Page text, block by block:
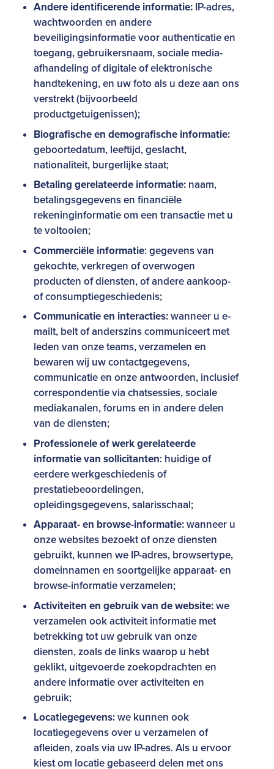
Andere identificerende informatie: IP-adres,
wachtwoorden en andere
beveiligingsinformatie voor authenticatie en
toegang, gebruikersnaam, sociale media-
afhandeling of digitale of elektronische
handtekening, en uw foto als u deze aan ons
verstrekt (bijvoorbeeld
productgetuigenissen);
Biografische en demografische informatie:
geboortedatum, leeftijd, geslacht,
nationaliteit, burgerlijke staat;
Betaling gerelateerde informatie: naam,
betalingsgegevens en financiële
rekeninginformatie om een transactie met u
te voltooien;
Commerciële informatie: gegevens van
gekochte, verkregen of overwogen
producten of diensten, of andere aankoop-
of consumptiegeschiedenis;
Communicatie en interacties:wanneer u e-
mailt, belt of anderszins communiceert met
leden van onze teams, verzamelen en
bewaren wij uw contactgegevens,
communicatie en onze antwoorden, inclusief
correspondentie via chatsessies, sociale
mediakanalen, forums en in andere delen
van de diensten;
Professionele of werk gerelateerde
informatie van sollicitanten: huidige of
eerdere werkgeschiedenis of
prestatiebeoordelingen,
opleidingsgegevens, salarisschaal;
Apparaat- en browse-informatie:wanneer u
onze websites bezoekt of onze diensten
gebruikt, kunnen we IP-adres, browsertype,
domeinnamen en soortgelijke apparaat- en
browse-informatie verzamelen;
Activiteiten en gebruik van de website:we
verzamelen ook activiteit informatie met
betrekking tot uw gebruik van onze
diensten, zoals de links waarop u hebt
geklikt, uitgevoerde zoekopdrachten en
andere informatie over activiteiten en
gebruik;
Locatiegegevens:we kunnen ook
locatiegegevens over u verzamelen of
afleiden, zoals via uw IP-adres. Als u ervoor
kiest om locatie gebaseerd delen met ons